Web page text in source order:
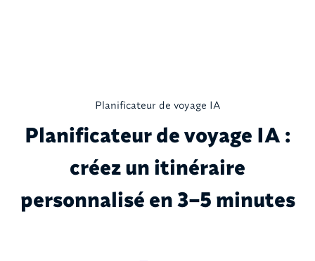
Planificateur de voyage IA
Planificateur de voyage IA :
créez un itinéraire
personnalisé en 3–5 minutes